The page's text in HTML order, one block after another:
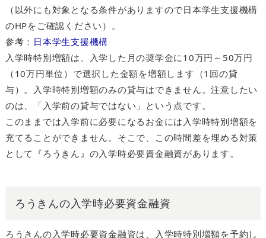
（以外にも対象となる条件がありますので日本学生支援機構
のHPをご確認ください）。
参考： 日本学生支援機構
入学時特別増額は、入学した月の奨学金に10万円～50万円
（10万円単位）で選択した金額を増額します（1回の貸
与）。入学時特別増額のみの貸与はできません。注意したい
のは、「入学前の貸与ではない」という点です。
このままでは入学前に必要になるお金には入学時特別増額を
充てることができません。そこで、この時間差を埋める対策
として『ろうきん』の入学時必要資金融資があります。
ろうきんの入学時必要資金融資
ろうきんの入学時必要資金融資は、入学時特別増額を予約し